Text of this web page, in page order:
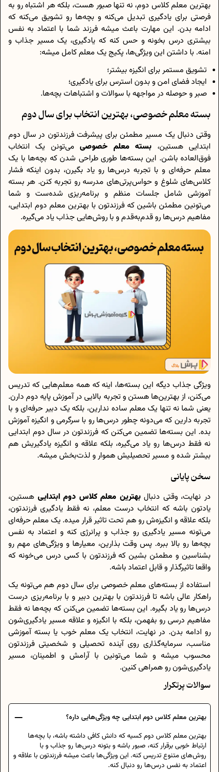
بهترین معلم کلاس دوم، نه تنها صبور هست، بلکه هر اشتباه رو به
فرصتی برای یادگیری تبدیل می‌کنه و بچه‌ها رو تشویق می‌کنه که
ادامه بدن. این مهارت باعث میشه فرزند شما با اعتماد به نفس
بیشتری درس بخونه و حس کنه که یادگیری، یک مسیر جذاب و
امنه. با داشتن این ویژگی‌ها، پکیج یک معلم کامل میشه:
تشویق مستمر برای انگیزه بیشتر؛
ایجاد فضای امن و بدون استرس برای یادگیری؛
صبر و حوصله در مواجهه با سوالات و اشتباهات بچه‌ها.
بسته معلم خصوصی، بهترین انتخاب برای سال دوم
وقتی دنبال یک مسیر مطمئن برای پیشرفت فرزندتون در سال دوم
ابتدایی هستین، بسته‌ معلم خصوصیمی‌تونن یک انتخاب
فوق‌العاده باشن. این بسته‌ها طوری طراحی شدن که بچه‌ها با یک
معلم حرفه‌ای و با تجربه درس‌ها رو یاد بگیرن، بدون اینکه فشار
کلاس‌های شلوغ و حواس‌پرتی‌های مدرسه رو تجربه کنن. هر بسته
آموزشی شامل جلسات منظم و برنامه‌ریزی شده‌ست و شما
می‌تونین مطمئن باشین که فرزندتون با بهترین معلم دوم ابتدایی،
مفاهیم درس‌ها رو قدم‌به‌قدم و با روش‌هایی جذاب یاد می‌گیره.
ویژگی جذاب دیگه این بسته‌ها، اینه که همه معلم‌هایی که تدریس
می‌کنن، از بهترین‌ها هستن و تجربه بالایی در آموزش پایه دوم دارن.
یعنی شما نه تنها یک معلم ساده ندارین، بلکه یک دبیر حرفه‌ای و با
تجربه دارین که می‌دونه چطور درس‌ها رو با سرگرمی و انگیزه آموزش
بده. این بسته‌ها تضمین می‌کنن که فرزندتون در سال دوم ابتدایی
نه فقط درس‌ها رو یاد می‌گیره، بلکه علاقه و انگیزه یادگیریش هم
بیشتر شده و مسیر تحصیلیش هموار و لذت‌بخش میشه.
سخن پایانی
در نهایت، وقتی دنبالبهترین معلم کلاس دوم ابتدایی هستین،
یادتون باشه که انتخاب درست معلم، نه فقط یادگیری فرزندتون،
بلکه علاقه و انگیزه‌ش رو هم تحت تاثیر قرار میده. یک معلم حرفه‌ای
می‌تونه مسیر یادگیری رو جذاب و پرانرژی کنه و اعتماد به نفس
بچه‌ها رو بالا ببره. پس وقت بذارین، معیارها و ویژگی‌های مهم رو
بشناسین و مطمئن بشین که فرزندتون با کسی درس می‌خونه که
واقعا تاثیرگذار و قابل اعتماد باشه.
استفاده از بسته‌های معلم خصوصی برای سال دوم هم می‌تونه یک
راهکار عالی باشه تا فرزندتون با بهترین دبیر و با برنامه‌ریزی درست
درس‌ها رو یاد بگیره. این بسته‌ها تضمین می‌کنن که بچه‌ها نه فقط
مفاهیم درسی رو بفهمن، بلکه با انگیزه و علاقه مسیر یادگیری‌شون
رو ادامه بدن. در نهایت، انتخاب یک معلم خوب یا بسته آموزشی
مناسب، سرمایه‌گذاری روی آینده تحصیلی و شخصیتی فرزندتون
محسوب میشه و شما می‌تونین با آرامش و اطمینان، مسیر
یادگیری‌شون رو همراهی کنین.
سوالات پرتکرار
بهترین معلم کلاس دوم ابتدایی چه ویژگی‌هایی داره؟
بهترین معلم کلاس دوم کسیه که دانش کافی داشته باشه، با بچه‌ها
ارتباط خوبی برقرار کنه، صبور باشه و بتونه درس‌ها رو جذاب و با
روش‌های متنوع تدریس کنه. این ویژگی‌ها باعث میشه فرزندتون با علاقه و
اعتماد به نفس درس‌ها رو دنبال کنه.